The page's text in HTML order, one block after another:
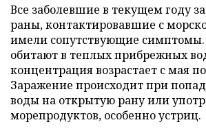
Все заболевшие в текущем году
раны, контактировавшие с
имели сопутствующие
обитают в теплых прибрежных
концентрация возрастает с мая
Заражение происходит при
воды на открытую рану или
морепродуктов, особенно устриц.